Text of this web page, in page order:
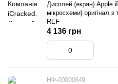
Дисплей (екран) Apple
мікросхеми) оригінал
REF
4 136 грн
НФ-00000649